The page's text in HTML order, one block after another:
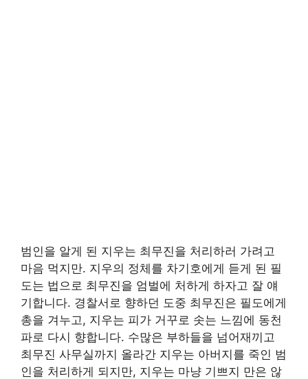
범인을 알게 된 지우는 최무진을 처리하러 가려고
마음 먹지만. 지우의 정체를 차기호에게 듣게 된 필
도는 법으로 최무진을 엄벌에 처하게 하자고 잘 얘
기합니다. 경찰서로 향하던 도중 최무진은 필도에게
총을 겨누고, 지우는 피가 거꾸로 솟는 느낌에 동천
파로 다시 향합니다. 수많은 부하들을 넘어재끼고
최무진 사무실까지 올라간 지우는 아버지를 죽인 범
인을 처리하게 되지만, 지우는 마냥 기쁘지 만은 않